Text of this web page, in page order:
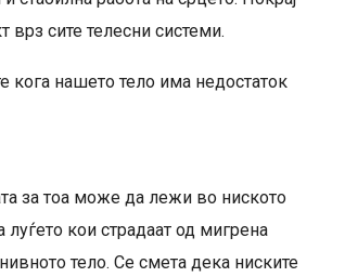
врз сите телесни системи.
кога нашето тело има недостаток
за тоа може да лежи во ниското
кои страдаат од мигрена
тело. Се смета дека ниските